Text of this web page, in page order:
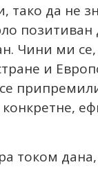
тако да не
Чини ми
и
током